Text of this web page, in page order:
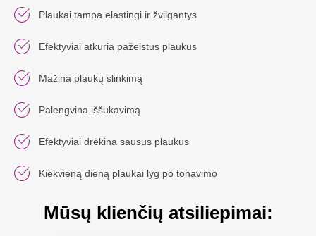
Plaukai tampa elastingi ir žvilgantys
Efektyviai atkuria pažeistus plaukus
Mažina plaukų slinkimą
Palengvina iššukavimą
Efektyviai drėkina sausus plaukus
Kiekvieną dieną plaukai lyg po tonavimo
Mūsų klienčių atsiliepimai: